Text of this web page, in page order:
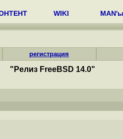
WIKI MAN'ы
регистрация
"Релиз FreeBSD 14.0"